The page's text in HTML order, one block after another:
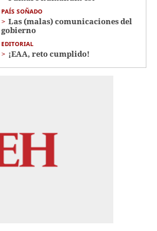
PAÍS SOÑADO
Las (malas) comunicaciones del
gobierno
EDITORIAL
¡EAA, reto cumplido!